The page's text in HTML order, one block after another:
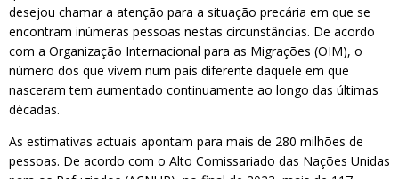
desejou chamar a atenção para a situação precária em que se
encontram inúmeras pessoas nestas circunstâncias. De acordo
com a Organização Internacional para as Migrações (OIM), o
número dos que vivem num país diferente daquele em que
nasceram tem aumentado continuamente ao longo das últimas
décadas.
As estimativas actuais apontam para mais de 280 milhões de
pessoas. De acordo com o Alto Comissariado das Nações Unidas